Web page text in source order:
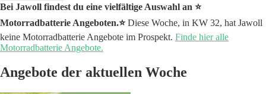
Bei Jawoll findest du eine vielfältige Auswahl an ⭐️
Motorradbatterie Angeboten.⭐️Diese Woche, in KW 32, hat Jawoll
keine Motorradbatterie Angebote im Prospekt. Finde hier alle
Motorradbatterie Angebote.
Angebote der aktuellen Woche